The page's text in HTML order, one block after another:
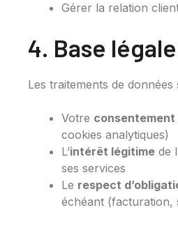
Gérer la relation
4. Base légale
Les traitements de
Votre consentement
cookies analytiques)
L’intérêt légitime de
ses services
Le respect
échéant (facturation,